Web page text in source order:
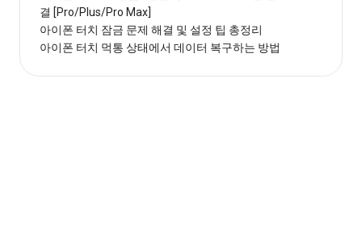
결 [Pro/Plus/Pro Max]
아이폰 터치 잠금 문제 해결 및 설정 팁 총정리
아이폰 터치 먹통 상태에서 데이터 복구하는 방법